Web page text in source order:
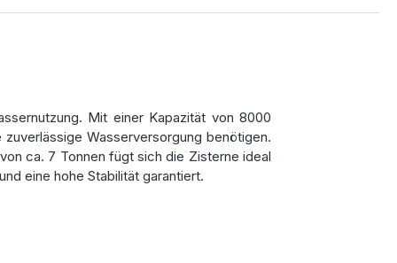
Mit einer Kapazität von 8000
Wasserversorgung benötigen.
ca. 7 Tonnen fügt sich die Zisterne ideal
eine hohe Stabilität garantiert.